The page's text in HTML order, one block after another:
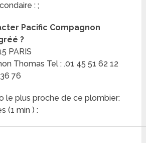
: ;
Pacific Compagnon
?
PARIS
Thomas Tel : .01 45 51 62 12
76
le plus proche de ce plombier:
(1 min ) :